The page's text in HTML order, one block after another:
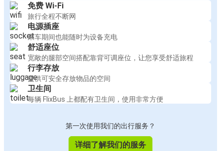
免费 Wi-Fi
旅行全程不断网
电源插座
乘车期间也能随时为设备充电
舒适座位
宽敞的腿部空间搭配靠背可调座位，让您享受舒适旅程
行李存放
提供可安全存放物品的空间
卫生间
每辆 FlixBus 上都配有卫生间，使用非常方便
第一次使用我们的出行服务？
详细了解我们的服务